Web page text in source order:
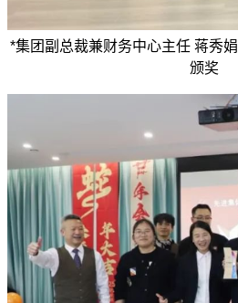
*集团副总裁兼财务中心主任 蒋秀娟
颁奖